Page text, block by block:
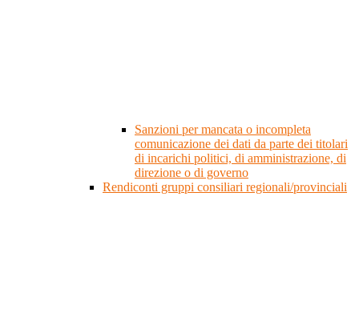
Sanzioni per mancata o incompleta
comunicazione dei dati da parte dei titolari
di incarichi politici, di amministrazione, di
direzione o di governo
Rendiconti gruppi consiliari regionali/provinciali